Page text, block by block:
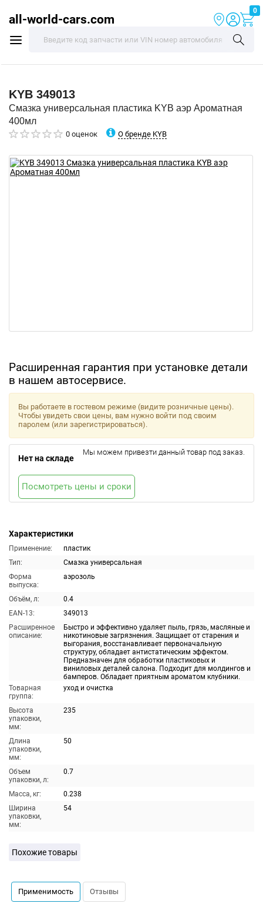
all-world-cars.com
0
KYB 349013
Смазка универсальная пластика KYB аэр Ароматная
400мл
0 оценок О бренде KYB
Расширенная гарантия при установке детали
в нашем автосервисе.
Характеристики
Применение:
пластик
Тип:
Смазка универсальная
Форма
выпуска:
аэрозоль
Объём, л:
0.4
EAN-13:
349013
Расширенное
описание:
Быстро и эффективно удаляет пыль, грязь, масляные и
никотиновые загрязнения. Защищает от старения и
выгорания, восстанавливает первоначальную
структуру, обладает антистатическим эффектом.
Предназначен для обработки пластиковых и
виниловых деталей салона. Подходит для молдингов и
бамперов. Обладает приятным ароматом клубники.
Товарная
группа:
уход и очистка
Высота
упаковки,
мм:
235
Длина
упаковки,
мм:
50
Объем
упаковки, л:
0.7
Масса, кг:
0.238
Ширина
упаковки,
мм:
54
Вы работаете в гостевом режиме (видите розничные цены).
Чтобы увидеть свои цены, вам нужно войти под своим
паролем (или зарегистрироваться).
Нет на складе
Мы можем привезти данный товар под заказ.
Посмотреть цены и сроки
Похожие товары
Применимость Отзывы